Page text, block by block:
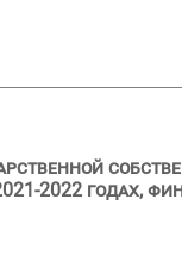
2022 годах,